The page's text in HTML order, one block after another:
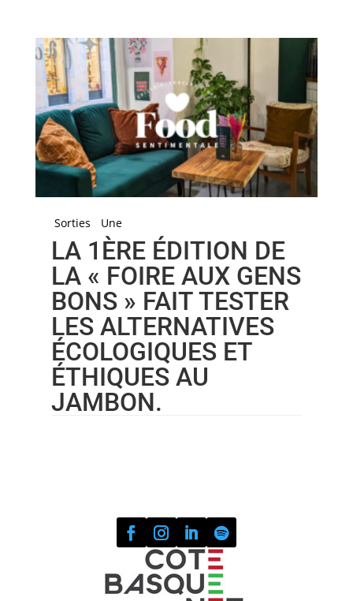
Sorties Une
LA 1ÈRE ÉDITION DE
LA « FOIRE AUX GENS
BONS » FAIT TESTER
LES ALTERNATIVES
ÉCOLOGIQUES ET
ÉTHIQUES AU
JAMBON.